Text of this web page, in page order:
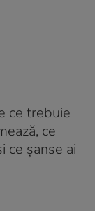
ce trebuie
ce
ce șanse ai